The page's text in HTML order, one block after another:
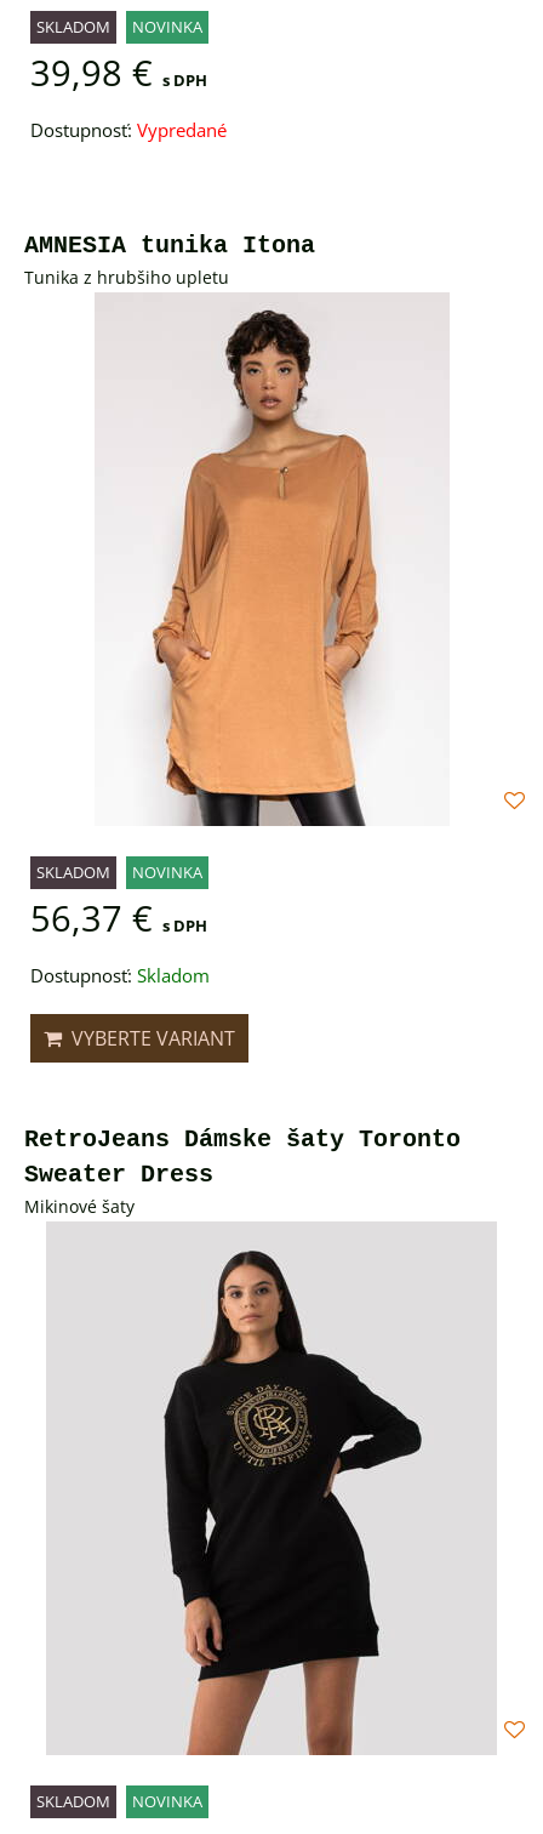
SKLADOM NOVINKA
39,98 € s DPH
Dostupnosť: Vypredané
AMNESIA tunika Itona
Tunika z hrubšiho upletu
SKLADOM NOVINKA
56,37 € s DPH
Dostupnosť: Skladom
VYBERTE VARIANT
RetroJeans Dámske šaty Toronto
Sweater Dress
Mikinové šaty
SKLADOM NOVINKA